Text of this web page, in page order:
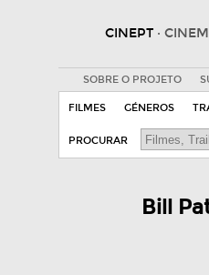
CINEPT ·
SOBRE O PROJETO
FILMES GÉNEROS
PROCURAR
Bill